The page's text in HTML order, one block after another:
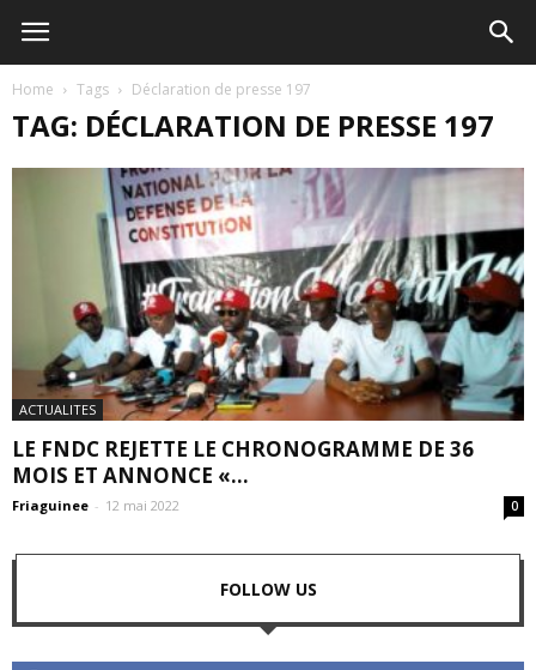
Home Tags Déclaration de presse 197
TAG: DÉCLARATION DE PRESSE 197
ACTUALITES
LE FNDC REJETTE LE CHRONOGRAMME DE 36
MOIS ET ANNONCE «...
Friaguinee - 12 mai 2022 0
FOLLOW US